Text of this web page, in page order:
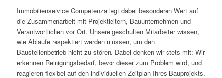
Immobilienservice Competenza legt dabei besonderen Wert auf
die Zusammenarbeit mit Projektleitern, Bauunternehmen und
Verantwortlichen vor Ort. Unsere geschulten Mitarbeiter wissen,
wie Abläufe respektiert werden müssen, um den
Baustellenbetrieb nicht zu stören. Dabei denken wir stets mit: Wir
erkennen Reinigungsbedarf, bevor dieser zum Problem wird, und
reagieren flexibel auf den individuellen Zeitplan Ihres Bauprojekts.